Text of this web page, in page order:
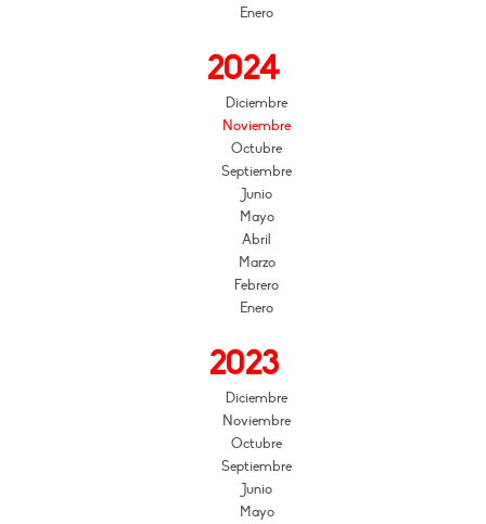
Enero
2024
Diciembre
Noviembre
Octubre
Septiembre
Junio
Mayo
Abril
Marzo
Febrero
Enero
2023
Diciembre
Noviembre
Octubre
Septiembre
Junio
Mayo